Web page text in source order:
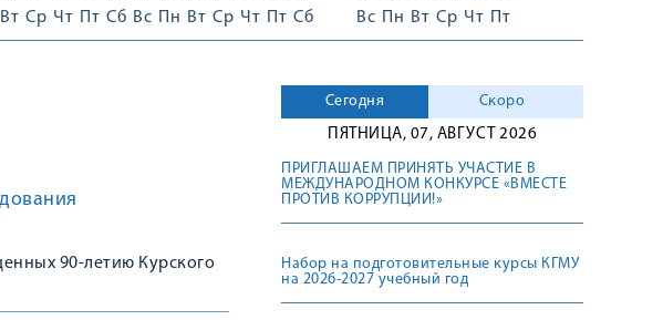
Вт Ср Чт Пт Сб Вс Пн Вт Ср Чт Пт Сб
Вс Пн Вт Ср Чт Пт
90-летию Курского
Сегодня
Скоро
ПЯТНИЦА, 07, АВГУСТ 2026
ПРИГЛАШАЕМ ПРИНЯТЬ УЧАСТИЕ В
МЕЖДУНАРОДНОМ КОНКУРСЕ «ВМЕСТЕ
ПРОТИВ КОРРУПЦИИ!»
Набор на подготовительные курсы КГМУ
на 2026-2027 учебный год